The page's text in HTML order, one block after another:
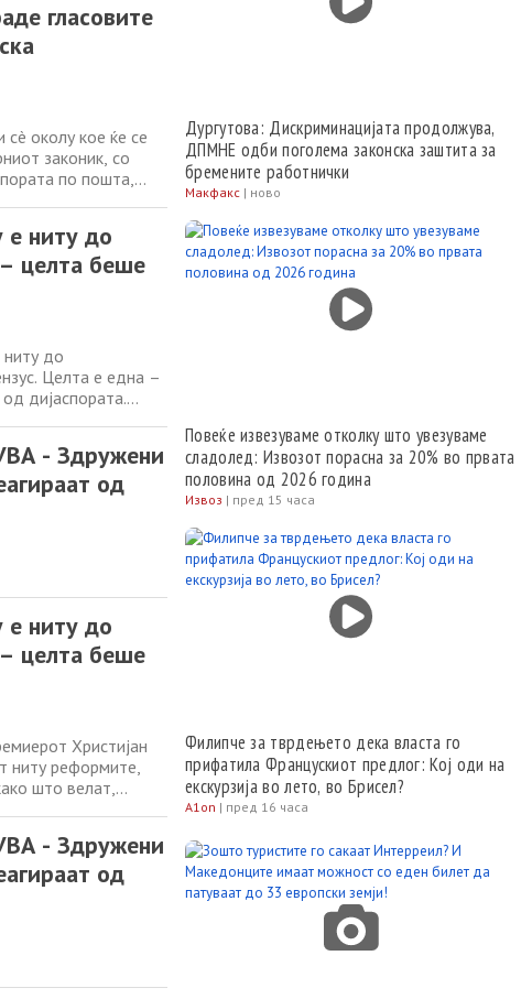
гласовите
околу кое ќе се
законик, со
по пошта,
е ниту до
целта беше
до
Целта е една –
дијаспората.
- Здружени
од
е ниту до
целта беше
Христијан
реформите,
што велат,
- Здружени
од
Дургутова: Дискриминацијата продолжува,
ДПМНЕ одби поголема законска заштита за
бремените работнички
Макфакс | ново
Повеќе извезуваме отколку што увезуваме
сладолед: Извозот порасна за 20% во првата
половина од 2026 година
Извоз | пред 15 часа
Филипче за тврдењето дека власта го
прифатила Францускиот предлог: Кој оди на
екскурзија во лето, во Брисел?
A1on | пред 16 часа